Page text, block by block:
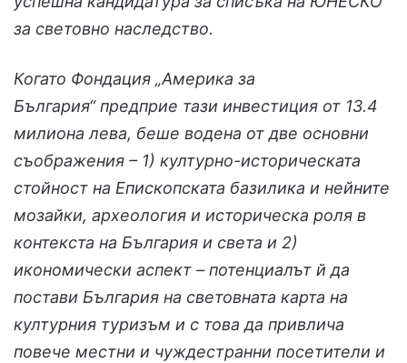
за световно наследство.
Когато Фондация „Америка за
България“ предприе тази инвестиция от 13.4
милиона лева, беше водена от две основни
съображения – 1) културно-историческата
стойност на Епископската базилика и нейните
мозайки, археология и историческа роля в
контекста на България и света и 2)
икономически аспект – потенциалът й да
постави България на световната карта на
културния туризъм и с това да привлича
повече местни и чуждестранни посетители и